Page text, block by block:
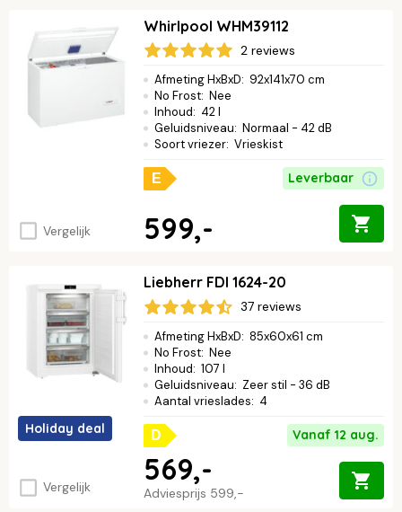
Vergelijk
Whirlpool WHM39112
2 reviews
Afmeting HxBxD: 92x141x70 cm
No Frost: Nee
Inhoud: 42 l
Geluidsniveau: Normaal - 42 dB
Soort vriezer: Vrieskist
E Leverbaar
599,-
Holiday deal
Vergelijk
Liebherr FDI 1624-20
37 reviews
Afmeting HxBxD: 85x60x61 cm
No Frost: Nee
Inhoud: 107 l
Geluidsniveau: Zeer stil - 36 dB
Aantal vrieslades: 4
D Vanaf 12 aug.
Adviesprijs 599,-
569,-